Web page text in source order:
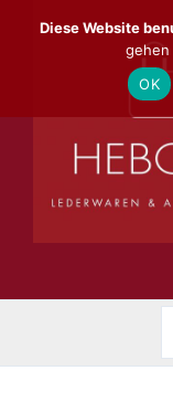
Inhalt
Diese Website
gehen
OK